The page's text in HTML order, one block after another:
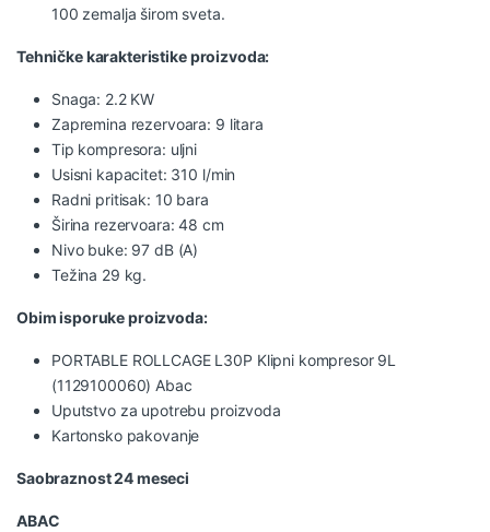
100 zemalja širom sveta.
Tehničke karakteristike proizvoda:
Snaga: 2.2 KW
Zapremina rezervoara: 9 litara
Tip kompresora: uljni
Usisni kapacitet: 310 l/min
Radni pritisak: 10 bara
Širina rezervoara: 48 cm
Nivo buke: 97 dB (A)
Težina 29 kg.
Obim isporuke proizvoda:
PORTABLE ROLLCAGE L30P Klipni kompresor 9L
(1129100060) Abac
Uputstvo za upotrebu proizvoda
Kartonsko pakovanje
Saobraznost 24 meseci
ABAC